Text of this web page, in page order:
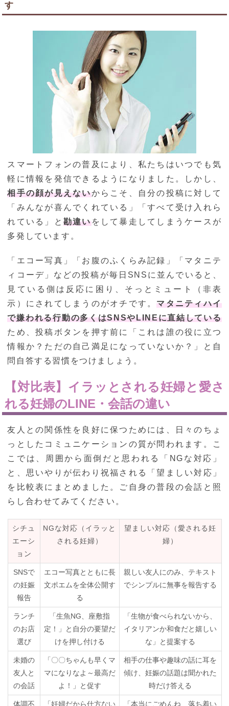
す
スマートフォンの普及により、私たちはいつでも気
軽に情報を発信できるようになりました。しかし、
相手の顔が見えないからこそ、自分の投稿に対して
「みんなが喜んでくれている」「すべて受け入れら
れている」と 勘違いをして暴走してしまうケースが
多発しています。
「エコー写真」「お腹のふくらみ記録」「マタニテ
ィコーデ」などの投稿が毎日SNSに並んでいると、
見ている側は反応に困り、そっとミュート（非表
示）にされてしまうのがオチです。マタニティハイ
で嫌われる行動の多くはSNSやLINEに直結している
ため、投稿ボタンを押す前に「これは誰の役に立つ
情報か？ただの自己満足になっていないか？」と自
問自答する習慣をつけましょう。
【対比表】イラッとされる妊婦と愛さ
れる妊婦のLINE・会話の違い
友人との関係性を良好に保つためには、日々のちょ
っとしたコミュニケーションの質が問われます。こ
こでは、周囲から面倒だと思われる「NGな対応」
と、思いやりが伝わり祝福される「望ましい対応」
を比較表にまとめました。ご自身の普段の会話と照
らし合わせてみてください。
シチュ
エーシ
ョン
NGな対応（イラッと
される妊婦）
望ましい対応（愛される妊
婦）
SNSで
の妊娠
報告
エコー写真とともに長
文ポエムを全体公開す
る
親しい友人にのみ、テキスト
でシンプルに無事を報告する
ランチ
のお店
選び
「生魚NG、座敷指
定！」と自分の要望だ
けを押し付ける
「生物が食べられないから、
イタリアンか和食だと嬉しい
な」と提案する
未婚の
友人と
の会話
「〇〇ちゃんも早くマ
マになりなよ～最高だ
よ！」と促す
相手の仕事や趣味の話に耳を
傾け、妊娠の話題は聞かれた
時だけ答える
体調不 「妊婦だから仕方ない 「本当にごめんね、落ち着い